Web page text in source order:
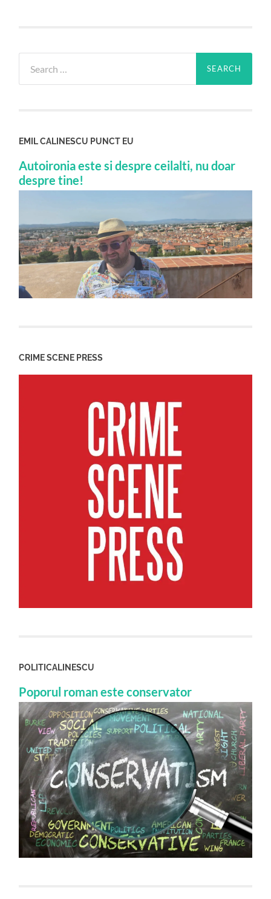
for:
EMIL CALINESCU PUNCT EU
Autoironia este si despre ceilalti, nu doar
despre tine!
CRIME SCENE PRESS
POLITICALINESCU
Poporul roman este conservator